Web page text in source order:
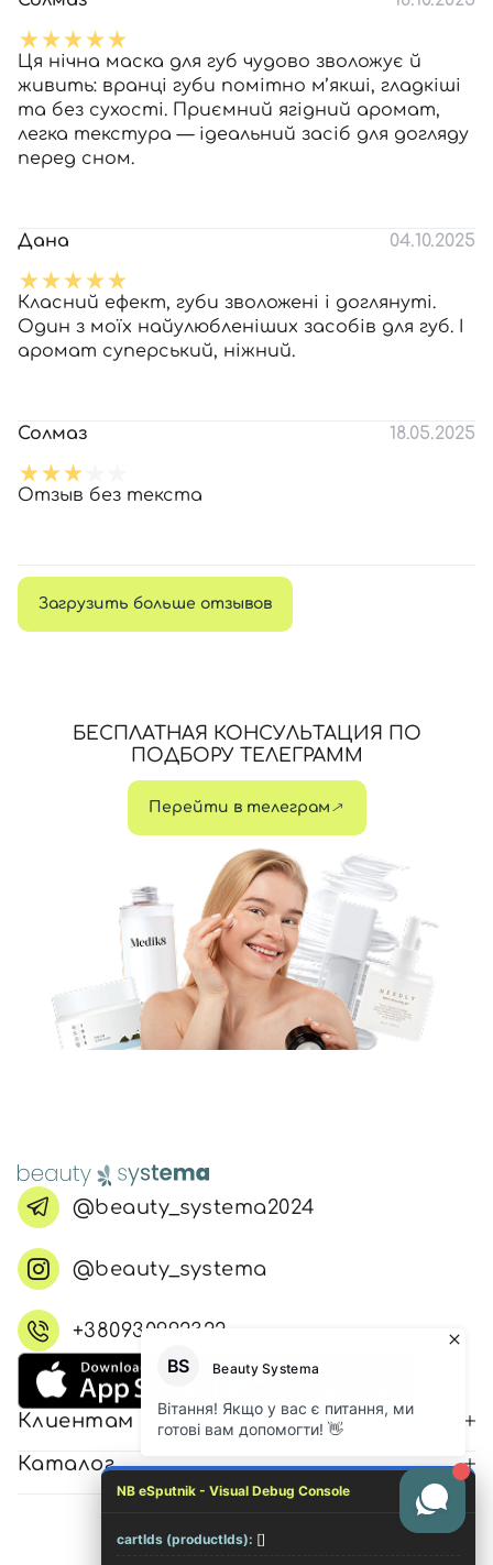
Ця нічна маска для губ чудово зволожує й
живить: вранці губи помітно м’якші, гладкіші
та без сухості. Приємний ягідний аромат,
легка текстура — ідеальний засіб для догляду
перед сном.
Дана 04.10.2025
Класний ефект, губи зволожені і доглянуті.
Один з моїх найулюбленіших засобів для губ. І
аромат суперський, ніжний.
Солмаз 18.05.2025
Отзыв без текста
Загрузить больше отзывов
БЕСПЛАТНАЯ КОНСУЛЬТАЦИЯ ПО
ПОДБОРУ ТЕЛЕГРАММ
Перейти в телеграм
@beauty_systema2024
@beauty_systema
+380930992322
Клиентам
Каталог
© 2026 Все права защищены
NB eSputnik - Visual Debug Console
cartIds (productIds): []